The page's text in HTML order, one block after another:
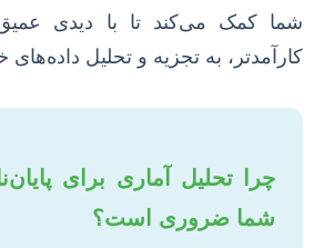
شما کمک می‌کند تا با دیدی
کارآمدتر، به تجزیه و تحلیل داده‌های
چرا تحلیل آماری برای
شما ضروری است؟